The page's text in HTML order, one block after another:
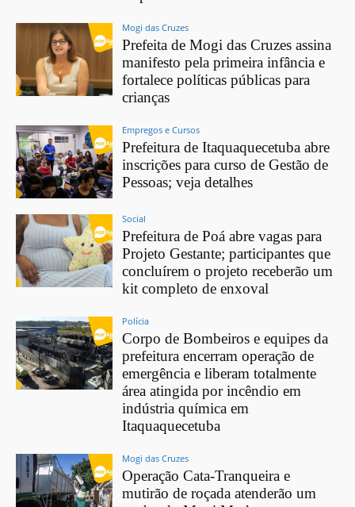
Mogi das Cruzes
Prefeita de Mogi das Cruzes assina
manifesto pela primeira infância e
fortalece políticas públicas para
crianças
Empregos e Cursos
Prefeitura de Itaquaquecetuba abre
inscrições para curso de Gestão de
Pessoas; veja detalhes
Social
Prefeitura de Poá abre vagas para
Projeto Gestante; participantes que
concluírem o projeto receberão um
kit completo de enxoval
Polícia
Corpo de Bombeiros e equipes da
prefeitura encerram operação de
emergência e liberam totalmente
área atingida por incêndio em
indústria química em
Itaquaquecetuba
Mogi das Cruzes
Operação Cata-Tranqueira e
mutirão de roçada atenderão um